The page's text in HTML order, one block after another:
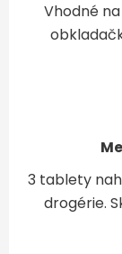
Vhodné
3 tablety
drogérie.